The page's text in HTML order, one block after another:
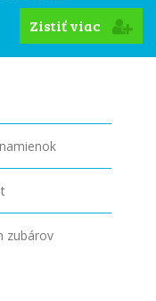
Zistiť viac
zubárov